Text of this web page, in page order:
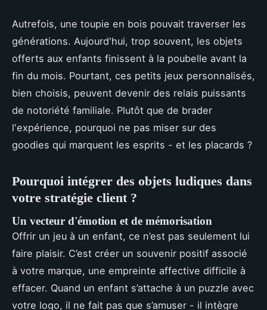
Autrefois, une toupie en bois pouvait traverser les
générations. Aujourd'hui, trop souvent, les objets
offerts aux enfants finissent à la poubelle avant la
fin du mois. Pourtant, ces petits jeux personnalisés,
bien choisis, peuvent devenir des relais puissants
de notoriété familiale. Plutôt que de brader
l'expérience, pourquoi ne pas miser sur des
goodies qui marquent les esprits - et les placards ?
Pourquoi intégrer des objets ludiques dans
votre stratégie client ?
Un vecteur d'émotion et de mémorisation
Offrir un jeu à un enfant, ce n’est pas seulement lui
faire plaisir. C’est créer un souvenir positif associé
à votre marque, une empreinte affective difficile à
effacer. Quand un enfant s’attache à un puzzle avec
votre logo, il ne fait pas que s’amuser - il intègre